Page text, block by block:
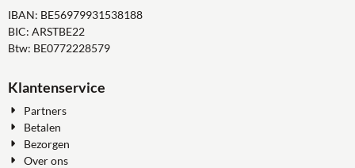
IBAN: BE56979931538188
BIC: ARSTBE22
Btw: BE0772228579
Klantenservice
Partners
Betalen
Bezorgen
Over ons